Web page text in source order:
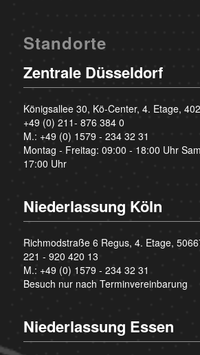
Standorte
Zentrale Düsseldorf
Königsallee 30, Kö-Center, 4. Etage,
+49 (0) 211- 876 384 0
M.: +49 (0) 1579 - 234 32 31
Montag - Freitag: 09:00 - 18:00 Uhr
17:00 Uhr
Niederlassung Köln
Richmodstraße 6 Regus, 4. Etage,
221 - 920 420 13
M.: +49 (0) 1579 - 234 32 31
Besuch nur nach Terminvereinbarung
Niederlassung Essen